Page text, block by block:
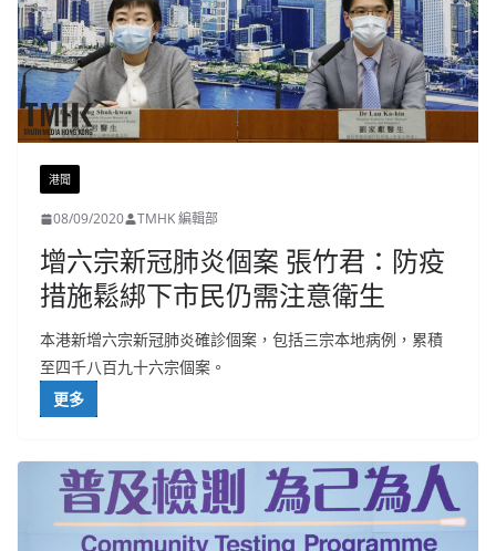
港聞
08/09/2020 TMHK 編輯部
增六宗新冠肺炎個案 張竹君：防疫
措施鬆綁下市民仍需注意衛生
本港新增六宗新冠肺炎確診個案，包括三宗本地病例，累積
至四千八百九十六宗個案。
更多